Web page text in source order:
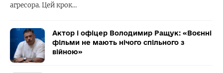
агресора. Цей крок…
Актор і офіцер Володимир Ращук: «Воєнні
фільми не мають нічого спільного з
війною»